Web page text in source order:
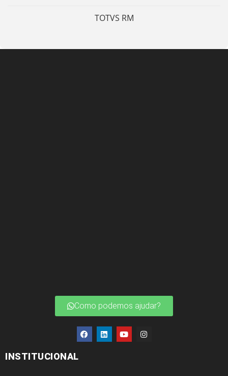
TOTVS RM
Como podemos ajudar?
INSTITUCIONAL